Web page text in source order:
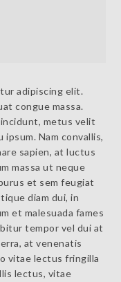
adipiscing elit.
congue massa.
metus velit
Nam convallis,
sapien, at luctus
massa ut neque
et sem feugiat
diam dui, in
et malesuada fames
tempor vel dui at
at venenatis
vitae lectus fringilla
lectus, vitae